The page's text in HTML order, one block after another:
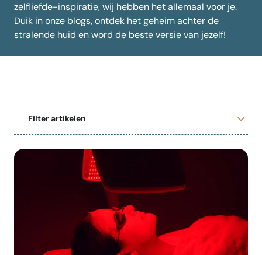
zelfliefde-inspiratie, wij hebben het allemaal voor je.
Duik in onze blogs, ontdek het geheim achter de
stralende huid en word de beste versie van jezelf!
Filter artikelen